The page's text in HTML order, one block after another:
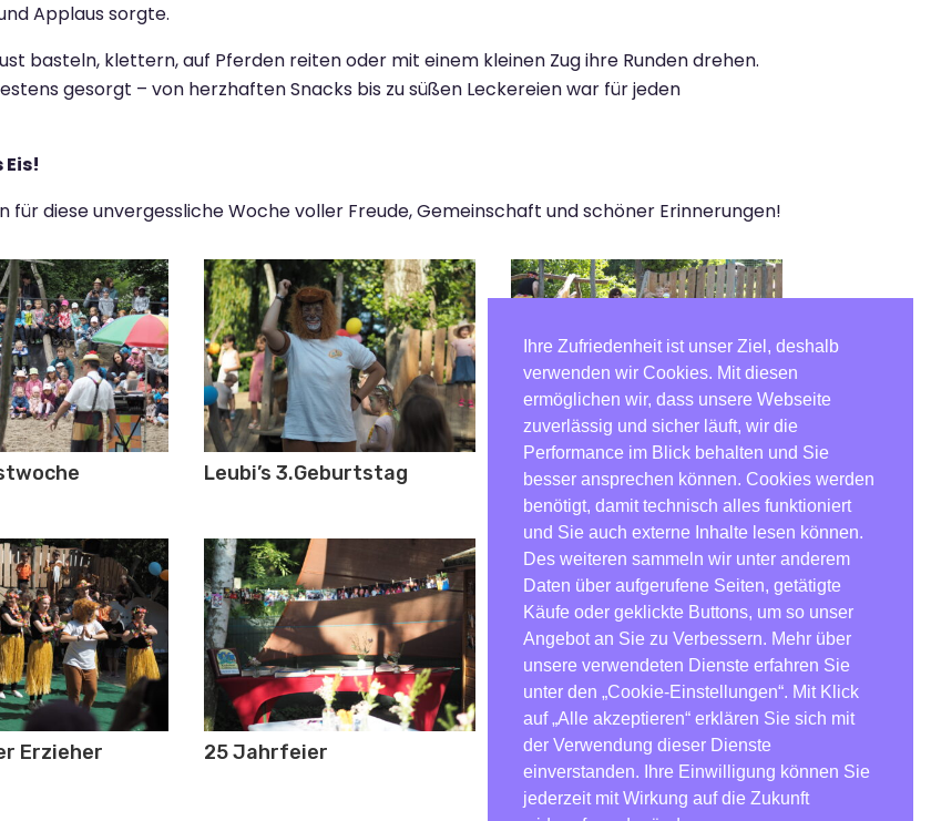
Applaus sorgte.
basteln, klettern, auf Pferden reiten oder mit einem kleinen Zug ihre Runden drehen.
gesorgt – von herzhaften Snacks bis zu süßen Leckereien war für jeden
für diese unvergessliche Woche voller Freude, Gemeinschaft und schöner Erinnerungen!
Leubi’s 3.Geburtstag
Ein paar Worte vom Leiter
des Kinderhaus
Erzieher 25 Jahrfeier Unsere Gäste
Ihre Zufriedenheit ist unser Ziel, deshalb
verwenden wir Cookies. Mit diesen
ermöglichen wir, dass unsere Webseite
zuverlässig und sicher läuft, wir die
Performance im Blick behalten und Sie
besser ansprechen können. Cookies werden
benötigt, damit technisch alles funktioniert
und Sie auch externe Inhalte lesen können.
Des weiteren sammeln wir unter anderem
Daten über aufgerufene Seiten, getätigte
Käufe oder geklickte Buttons, um so unser
Angebot an Sie zu Verbessern. Mehr über
unsere verwendeten Dienste erfahren Sie
unter den „Cookie-Einstellungen“. Mit Klick
auf „Alle akzeptieren“ erklären Sie sich mit
der Verwendung dieser Dienste
einverstanden. Ihre Einwilligung können Sie
jederzeit mit Wirkung auf die Zukunft